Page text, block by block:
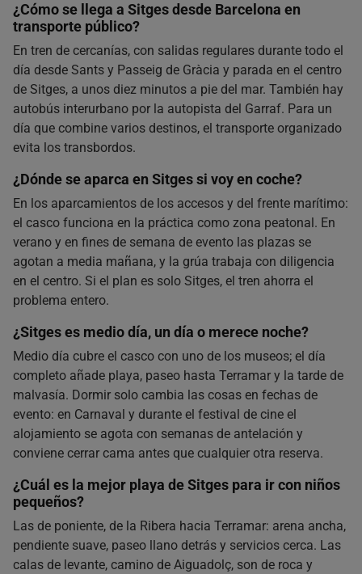
¿Cómo se llega a Sitges desde Barcelona en
transporte público?
En tren de cercanías, con salidas regulares durante todo el
día desde Sants y Passeig de Gràcia y parada en el centro
de Sitges, a unos diez minutos a pie del mar. También hay
autobús interurbano por la autopista del Garraf. Para un
día que combine varios destinos, el transporte organizado
evita los transbordos.
¿Dónde se aparca en Sitges si voy en coche?
En los aparcamientos de los accesos y del frente marítimo:
el casco funciona en la práctica como zona peatonal. En
verano y en fines de semana de evento las plazas se
agotan a media mañana, y la grúa trabaja con diligencia
en el centro. Si el plan es solo Sitges, el tren ahorra el
problema entero.
¿Sitges es medio día, un día o merece noche?
Medio día cubre el casco con uno de los museos; el día
completo añade playa, paseo hasta Terramar y la tarde de
malvasía. Dormir solo cambia las cosas en fechas de
evento: en Carnaval y durante el festival de cine el
alojamiento se agota con semanas de antelación y
conviene cerrar cama antes que cualquier otra reserva.
¿Cuál es la mejor playa de Sitges para ir con niños
pequeños?
Las de poniente, de la Ribera hacia Terramar: arena ancha,
pendiente suave, paseo llano detrás y servicios cerca. Las
calas de levante, camino de Aiguadolç, son de roca y